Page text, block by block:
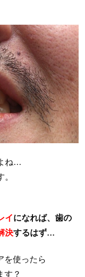
ね…
イになれば、歯の
決するはず…
を使ったら
す？